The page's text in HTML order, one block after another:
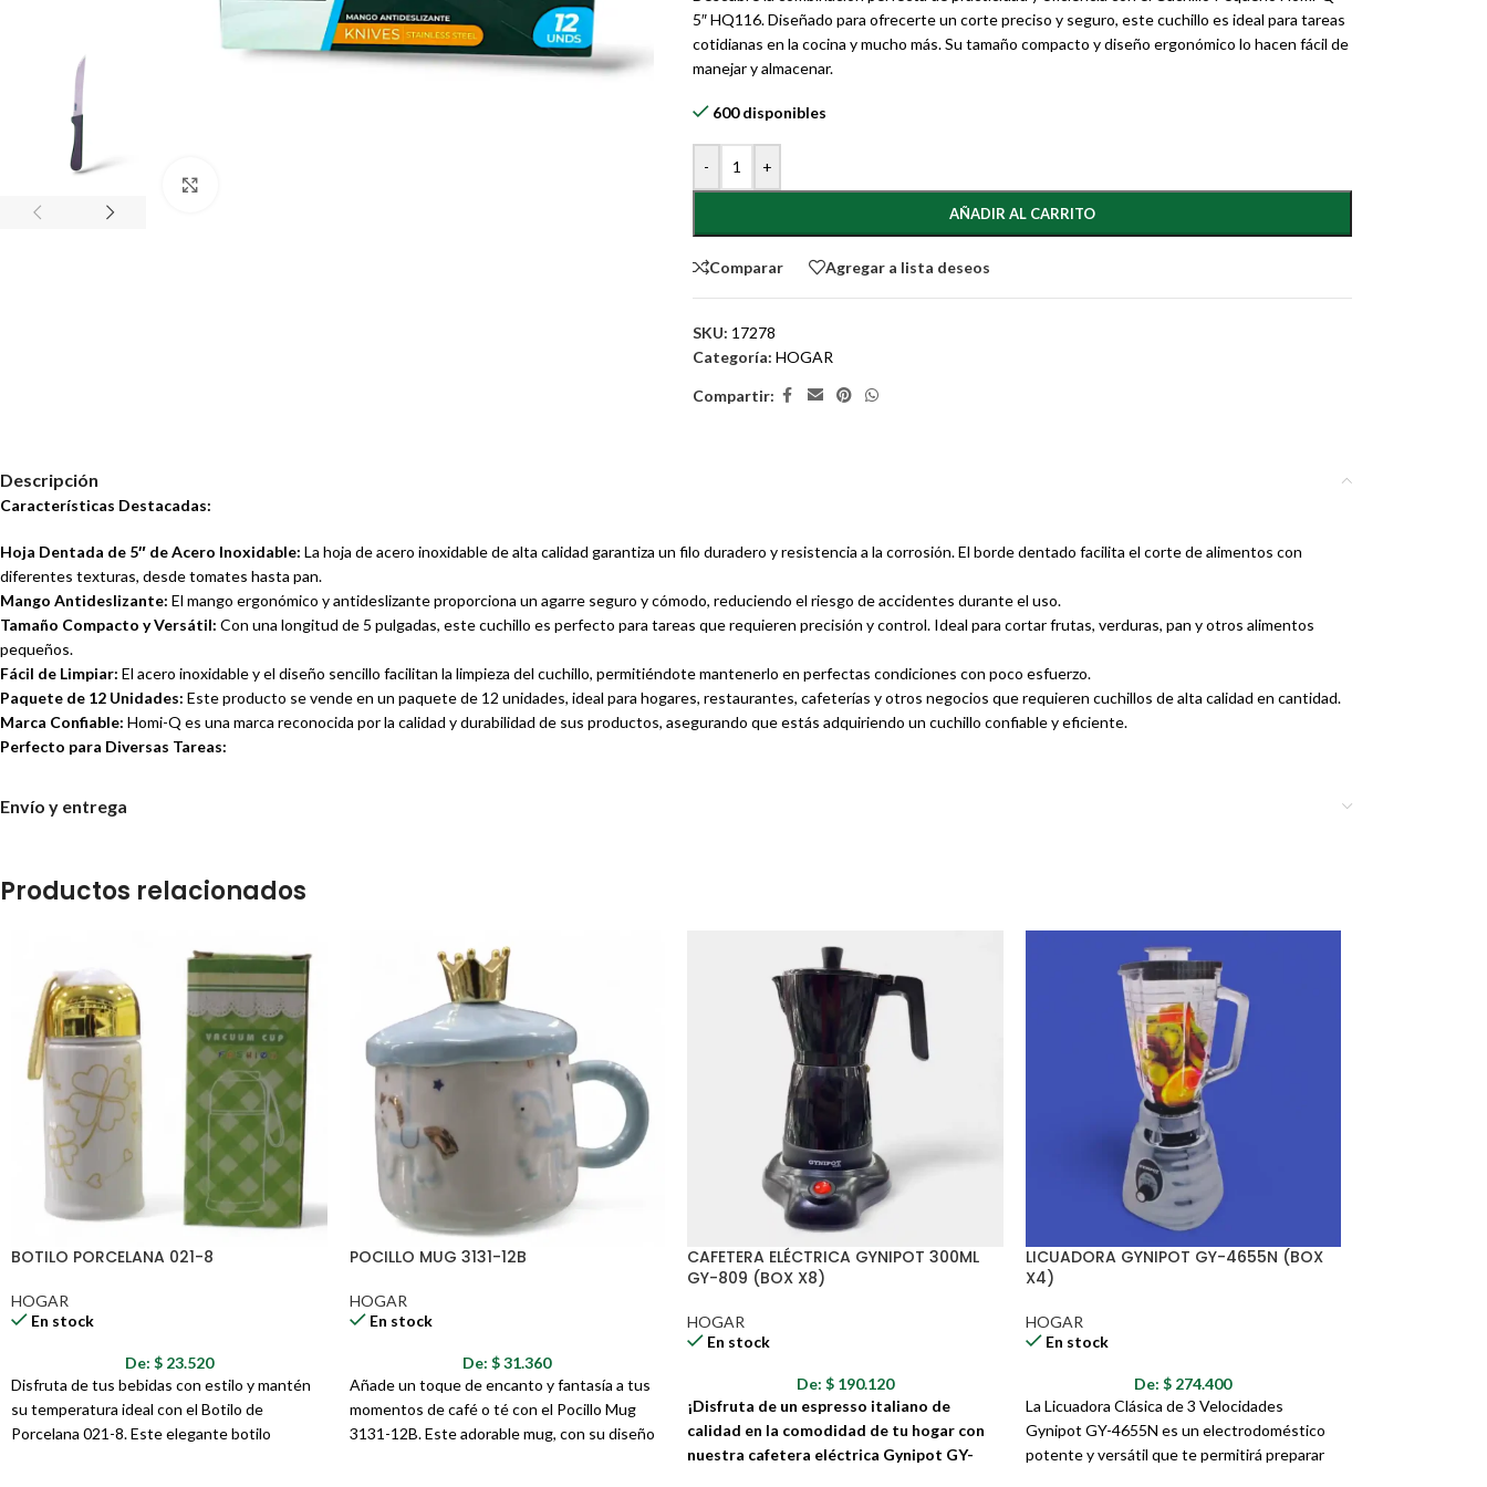
5″ HQ116. Diseñado para ofrecerte un corte preciso y seguro, este cuchillo es ideal para tareas
cotidianas en la cocina y mucho más. Su tamaño compacto y diseño ergonómico lo hacen fácil de
manejar y almacenar.
600 disponibles
- +
AÑADIR AL CARRITO
Comparar Agregar a lista deseos
SKU: 17278
Categoría: HOGAR
Compartir:
Descripción
Características Destacadas:
Hoja Dentada de 5″ de Acero Inoxidable: La hoja de acero inoxidable de alta calidad garantiza un filo duradero y resistencia a la corrosión. El borde dentado facilita el corte de alimentos con
diferentes texturas, desde tomates hasta pan.
Mango Antideslizante: El mango ergonómico y antideslizante proporciona un agarre seguro y cómodo, reduciendo el riesgo de accidentes durante el uso.
Tamaño Compacto y Versátil: Con una longitud de 5 pulgadas, este cuchillo es perfecto para tareas que requieren precisión y control. Ideal para cortar frutas, verduras, pan y otros alimentos
pequeños.
Fácil de Limpiar: El acero inoxidable y el diseño sencillo facilitan la limpieza del cuchillo, permitiéndote mantenerlo en perfectas condiciones con poco esfuerzo.
Paquete de 12 Unidades: Este producto se vende en un paquete de 12 unidades, ideal para hogares, restaurantes, cafeterías y otros negocios que requieren cuchillos de alta calidad en cantidad.
Marca Confiable: Homi-Q es una marca reconocida por la calidad y durabilidad de sus productos, asegurando que estás adquiriendo un cuchillo confiable y eficiente.
Perfecto para Diversas Tareas:
Picnics y Viajes:Su tamaño compacto lo hace perfecto para llevarlo en picnics, viajes de camping y otras actividades al aire libre.
Especificaciones Técnicas:
Longitud de la Hoja: 5 pulgadas
Tipo de Hoja: Dentada
Material de la Hoja: Acero inoxidable
Mango: Antideslizante
Presentación: Paquete de 12 unidades
¡Corta con Precisión y Seguridad en Todo Momento!
Envío y entrega
Productos relacionados
BOTILO PORCELANA 021-8
HOGAR
En stock
De: $23.520
Disfruta de tus bebidas con estilo y mantén
su temperatura ideal con el Botilo de
Porcelana 021-8. Este elegante botilo
POCILLO MUG 3131-12B
HOGAR
En stock
De:$31.360
Añade un toque de encanto y fantasía a tus
momentos de café o té con el Pocillo Mug
3131-12B. Este adorable mug, con su diseño
CAFETERA ELÉCTRICA GYNIPOT 300ML
GY-809 (BOX X8)
HOGAR
En stock
De: $190.120
¡Disfruta de un espresso italiano de
calidad en la comodidad de tu hogar con
nuestra cafetera eléctrica Gynipot GY-
LICUADORA GYNIPOT GY-4655N (BOX
X4)
HOGAR
En stock
De:$ 274.400
La Licuadora Clásica de 3 Velocidades
Gynipot GY-4655N es un electrodoméstico
potente y versátil que te permitirá preparar